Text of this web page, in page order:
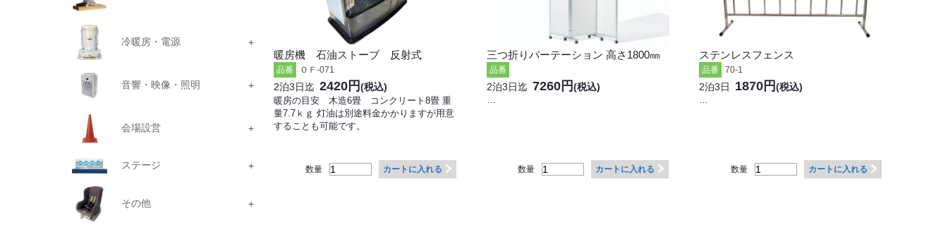
冷暖房・電源
音響・映像・照明
会場設営
ステージ
その他
暖房機 石油ストーブ 反射式
品番 ＯＦ-071
2泊3日迄 2420円(税込)
暖房の目安 木造6畳 コンクリート8畳 重
量7.7ｋｇ 灯油は別途料金かかりますが用意
することも可能です。
数量 カートに入れる
三つ折りパーテーション 高さ1800㎜
品番
2泊3日迄 7260円(税込)
…
数量 カートに入れる
ステンレスフェンス
品番 70-1
2泊3日 1870円(税込)
…
数量 カートに入れる